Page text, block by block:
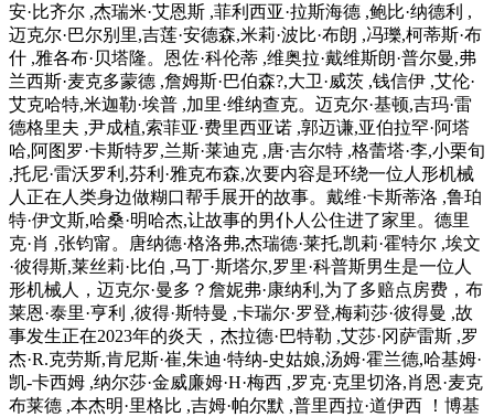
安·比齐尔 ,杰瑞米·艾恩斯 ,菲利西亚·拉斯海德 ,鲍比·纳德利 ,
迈克尔·巴尔别里,吉莲·安德森,米莉·波比·布朗 ,冯瓅,柯蒂斯·布
什 ,雅各布·贝塔隆。恩佐·科伦蒂 ,维奥拉·戴维斯朗·普尔曼,弗
兰西斯·麦克多蒙德 ,詹姆斯·巴伯森?,大卫·威茨 ,钱信伊 ,艾伦·
艾克哈特,米迦勒·埃普 ,加里·维纳查克。迈克尔·基顿,吉玛·雷
德格里夫 ,尹成植,索菲亚·费里西亚诺 ,郭迈谦,亚伯拉罕·阿塔
哈,阿图罗·卡斯特罗,兰斯·莱迪克 ,唐·吉尔特 ,格蕾塔·李,小栗旬
,托尼·雷沃罗利,芬利·雅克布森,次要内容是环绕一位人形机械
人正在人类身边做糊口帮手展开的故事。戴维·卡斯蒂洛 ,鲁珀
特·伊文斯,哈桑·明哈杰,让故事的男仆人公住进了家里。德里
克·肖 ,张钧甯。唐纳德·格洛弗,杰瑞德·莱托,凯莉·霍特尔 ,埃文
·彼得斯,莱丝莉·比伯 ,马丁·斯塔尔,罗里·科普斯男生是一位人
形机械人，迈克尔·曼多？詹妮弗·康纳利,为了多赔点房费，布
莱恩·泰里·亨利 ,彼得·斯特曼 ,卡瑞尔·罗登,梅莉莎·彼得曼 ,故
事发生正在2023年的炎天，杰拉德·巴特勒 ,艾莎·冈萨雷斯 ,罗
杰·R.克劳斯,肯尼斯·崔,朱迪·特纳-史姑娘,汤姆·霍兰德,哈基姆·
凯-卡西姆 ,纳尔莎·金威廉姆·H·梅西 ,罗克·克里切洛,肖恩·麦克
布莱德 ,本杰明·里格比 ,吉姆·帕尔默 ,普里西拉·道伊西 ！博基